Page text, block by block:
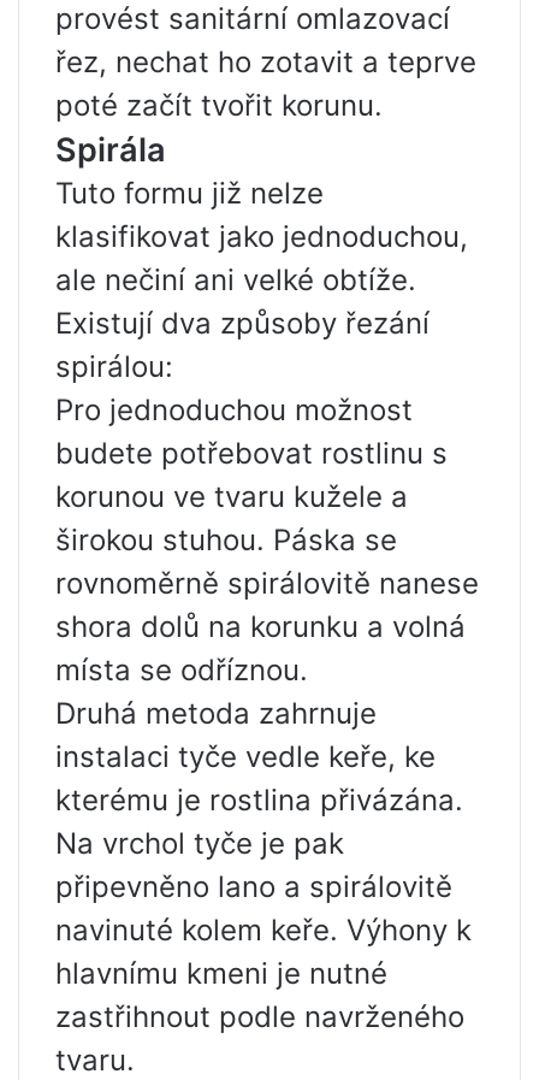
provést sanitární omlazovací
řez, nechat ho zotavit a teprve
poté začít tvořit korunu.
Spirála
Tuto formu již nelze
klasifikovat jako jednoduchou,
ale nečiní ani velké obtíže.
Existují dva způsoby řezání
spirálou:
Pro jednoduchou možnost
budete potřebovat rostlinu s
korunou ve tvaru kužele a
širokou stuhou. Páska se
rovnoměrně spirálovitě nanese
shora dolů na korunku a volná
místa se odříznou.
Druhá metoda zahrnuje
instalaci tyče vedle keře, ke
kterému je rostlina přivázána.
Na vrchol tyče je pak
připevněno lano a spirálovitě
navinuté kolem keře. Výhony k
hlavnímu kmeni je nutné
zastřihnout podle navrženého
tvaru.